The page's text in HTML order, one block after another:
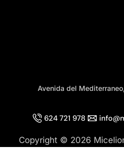
Avenida del
Copyright © 2026
624 721 978